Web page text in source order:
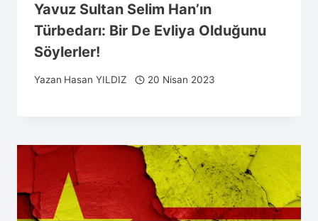
Yavuz Sultan Selim Han’ın
Türbedarı: Bir De Evliya Olduğunu
Söylerler!
Yazan Hasan YILDIZ 20 Nisan 2023